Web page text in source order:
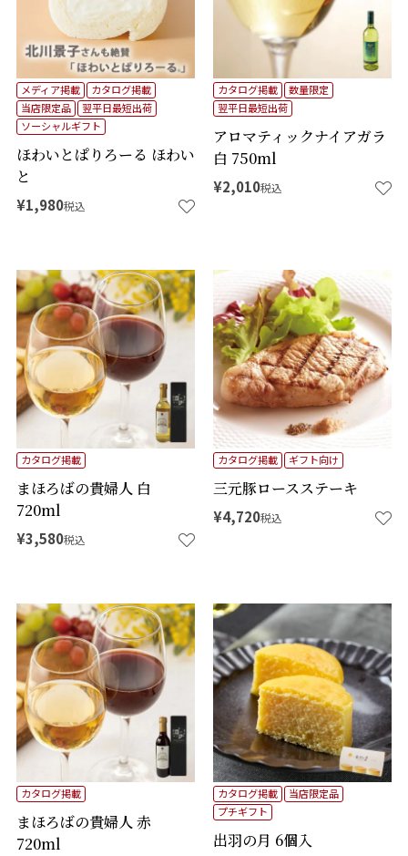
ほわいとぱりろーる ほわい
と
メディア掲載
カタログ掲載
当店限定品
翌平日最短出荷
ソーシャルギフト
¥1,980税込
アロマティックナイアガラ
白 750ml
カタログ掲載
数量限定
翌平日最短出荷
¥2,010税込
まほろばの貴婦人 白
720ml
カタログ掲載
¥3,580税込
三元豚ロースステーキ
カタログ掲載 ギフト向け
¥4,720税込
まほろばの貴婦人 赤
720ml
カタログ掲載
出羽の月 6個入
カタログ掲載
当店限定品
プチギフト